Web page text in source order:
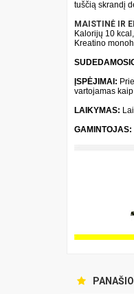
tuščią skrandį
MAISTINĖ IR
Kalorijų 10
Kreatino
ĮSPĖJIMAI:
vartojamas
LAIKYMAS:
GAMINTOJAS: